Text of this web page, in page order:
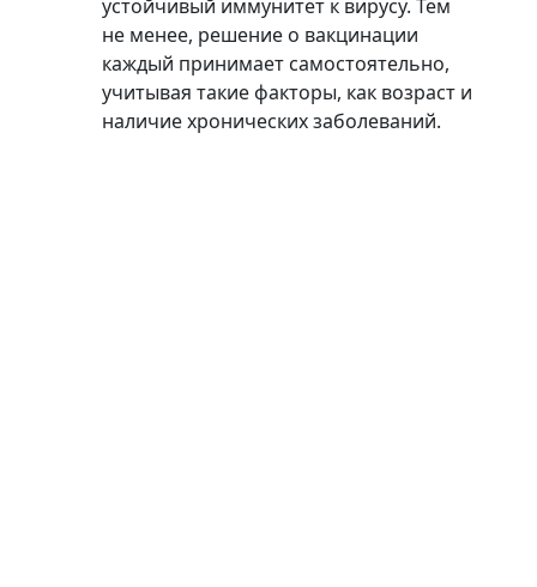
устойчивый иммунитет к вирусу. Тем
не менее, решение о вакцинации
каждый принимает самостоятельно,
учитывая такие факторы, как возраст и
наличие хронических заболеваний.